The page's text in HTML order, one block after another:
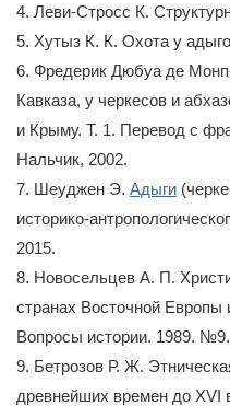
4. Леви-Стросс К.
5. Хутыз К. К. Охота у
6. Фредерик Дюбуа де
Кавказа, у черкесов и
и Крыму. Т. 1. Перевод с
Нальчик, 2002.
7. Шеуджен Э. Адыги
историко-
2015.
8. Новосельцев А. П.
странах Восточной Европы
Вопросы истории. 1989. №9.
9. Бетрозов Р. Ж.
древнейших времен до XVI